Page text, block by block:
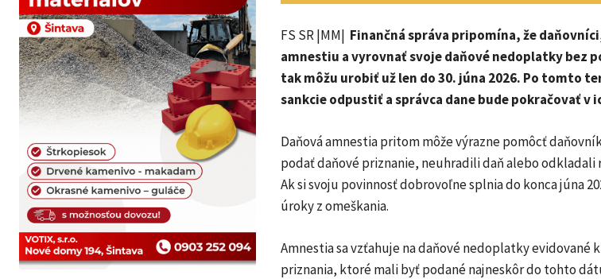
FS SR |MM| Finančná správa pripomína, že
amnestiu a vyrovnať svoje daňové nedoplatky bez
tak môžu urobiť už len do 30. júna 2026. Po tomto
sankcie odpustiť a správca dane bude pokračovať v
Daňová amnestia pritom môže výrazne pomôcť
podať daňové priznanie, neuhradili daň alebo
Ak si svoju povinnosť dobrovoľne splnia do konca júna
úroky z omeškania.
Amnestia sa vzťahuje na daňové nedoplatky evidované
priznania, ktoré mali byť podané najneskôr do tohto